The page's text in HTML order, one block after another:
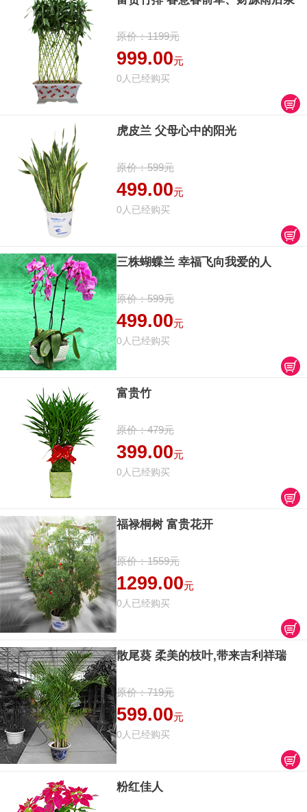
原价：1199元
999.00元
0人已经购买
虎皮兰 父母心中的阳光
原价：599元
499.00元
0人已经购买
三株蝴蝶兰 幸福飞向我爱的人
原价：599元
499.00元
0人已经购买
富贵竹
原价：479元
399.00元
0人已经购买
福禄桐树 富贵花开
原价：1559元
1299.00元
0人已经购买
散尾葵 柔美的枝叶,带来吉利祥瑞
原价：719元
599.00元
0人已经购买
粉红佳人